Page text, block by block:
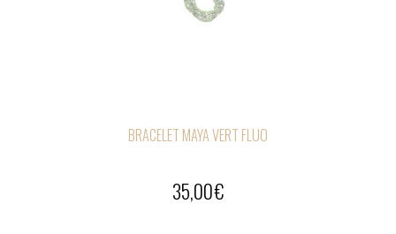
BRACELET MAYA VERT FLUO
35,00€